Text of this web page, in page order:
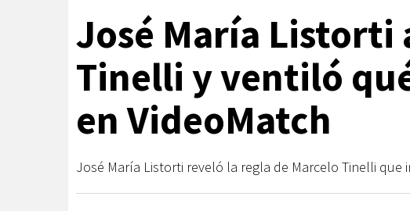
José María
Tinelli y ventiló
en VideoMatch
José María Listorti reveló la regla de Marcelo Tinelli que